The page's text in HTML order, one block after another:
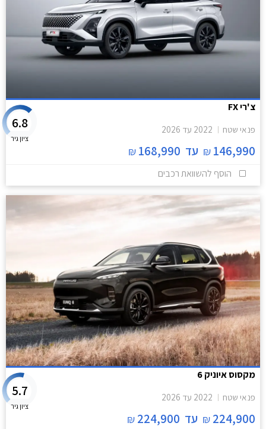
צ'רי FX
פנאי שטח 2022 עד 2026
146,990
₪ עד 168,990
₪
6.8
ציון גיר
הוסף להשוואת רכבים
מקסוס איוניק 6
פנאי שטח 2022 עד 2026
224,900
₪ עד 224,900
₪
5.7
ציון גיר